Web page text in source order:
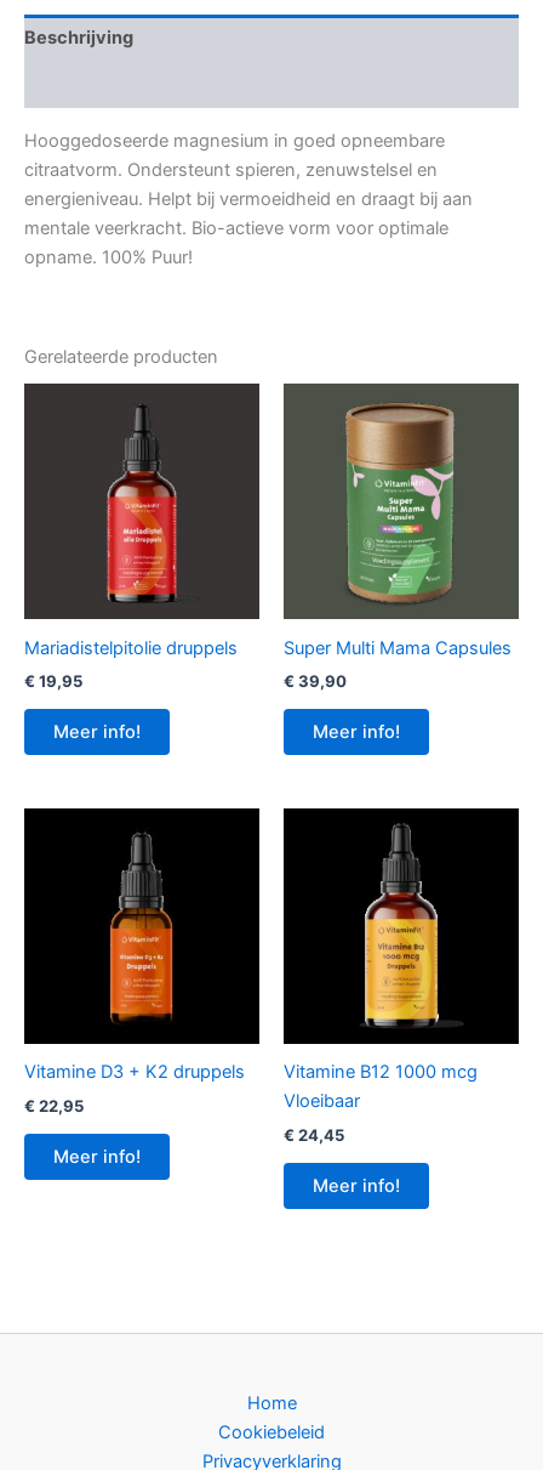
Beschrijving
Hooggedoseerde magnesium in goed opneembare
citraatvorm. Ondersteunt spieren, zenuwstelsel en
energieniveau. Helpt bij vermoeidheid en draagt bij aan
mentale veerkracht. Bio-actieve vorm voor optimale
opname. 100% Puur!
Gerelateerde producten
Mariadistelpitolie druppels
€ 19,95
Meer info!
Super Multi Mama Capsules
€ 39,90
Meer info!
Vitamine D3 + K2 druppels
€ 22,95
Meer info!
Vitamine B12 1000 mcg
Vloeibaar
€ 24,45
Meer info!
Home
Cookiebeleid
Privacyverklaring